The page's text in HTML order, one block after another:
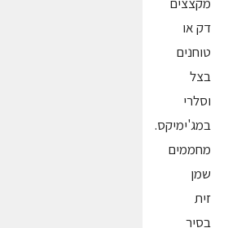
דק או
טוחנים
בצל
וסלרי
במג'ימיקס.
מחממים
שמן
זית
בסיר